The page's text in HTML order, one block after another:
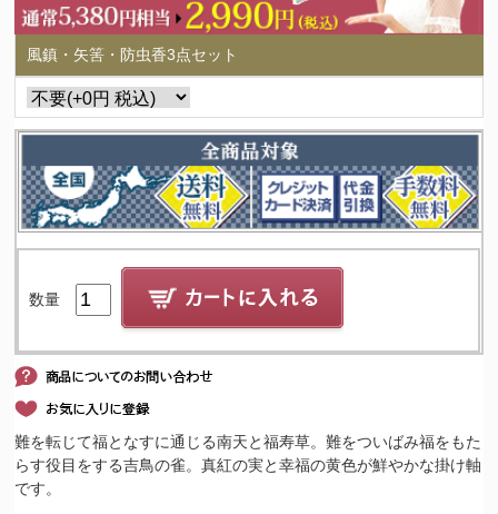
風鎮・矢筈・防虫香3点セット
数量
難を転じて福となすに通じる南天と福寿草。難をついばみ福をもた
らす役目をする吉鳥の雀。真紅の実と幸福の黄色が鮮やかな掛け軸
です。